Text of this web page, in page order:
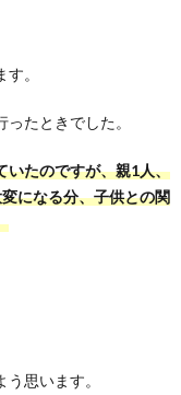
。
たときでした。
いたのですが、親1人、
になる分、子供との関
思います。